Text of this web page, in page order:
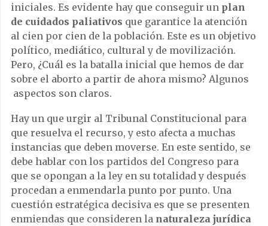
iniciales. Es evidente hay que conseguir un plan
de cuidados paliativos que garantice la atención
al cien por cien de la población. Este es un objetivo
político, mediático, cultural y de movilización.
Pero, ¿Cuál es la batalla inicial que hemos de dar
sobre el aborto a partir de ahora mismo? Algunos
aspectos son claros.
Hay un que urgir al Tribunal Constitucional para
que resuelva el recurso, y esto afecta a muchas
instancias que deben moverse. En este sentido, se
debe hablar con los partidos del Congreso para
que se opongan a la ley en su totalidad y después
procedan a enmendarla punto por punto. Una
cuestión estratégica decisiva es que se presenten
enmiendas que consideren la naturaleza jurídica